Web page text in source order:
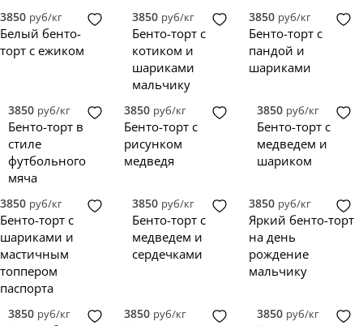
3850 руб/кг
Белый бенто-
торт с ежиком
3850 руб/кг
Бенто-торт с
котиком и
шариками
мальчику
3850 руб/кг
Бенто-торт с
пандой и
шариками
3850 руб/кг
Бенто-торт в
стиле
футбольного
мяча
3850 руб/кг
Бенто-торт с
рисунком
медведя
3850 руб/кг
Бенто-торт с
медведем и
шариком
3850 руб/кг
Бенто-торт с
шариками и
мастичным
топпером
паспорта
3850 руб/кг
Бенто-торт с
медведем и
сердечками
3850 руб/кг
Яркий бенто-торт
на день
рождение
мальчику
3850 руб/кг 3850 руб/кг 3850 руб/кг